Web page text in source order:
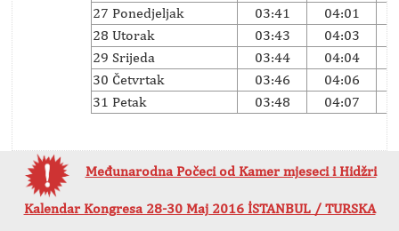
27 Ponedjeljak
03:41 04:01
28 Utorak
03:43 04:03
29 Srijeda
03:44 04:04
30 Četvrtak
03:46 04:06
31 Petak
03:48 04:07
Međunarodna Počeci od Kamer mjeseci i Hidžri
Kalendar Kongresa 28-30 Maj 2016 İSTANBUL / TURSKA